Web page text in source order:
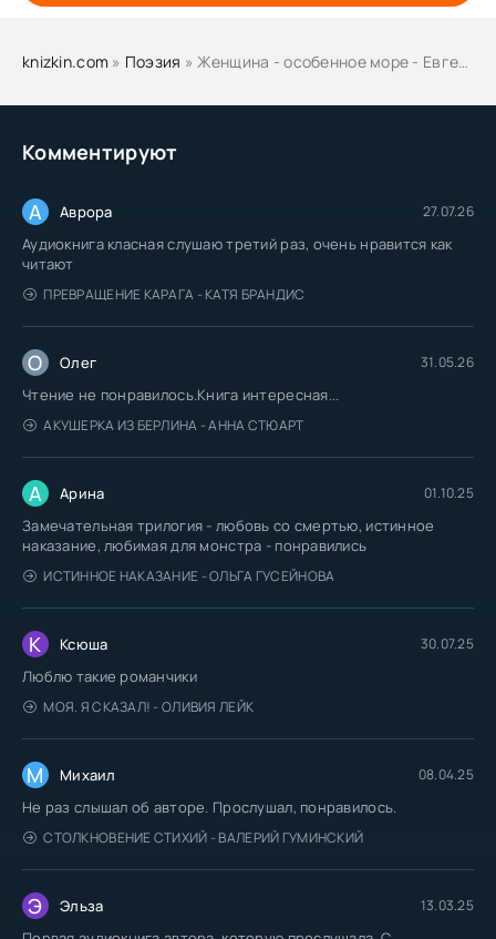
Комментируют
А Аврора 27.07.26
Аудиокнига класная слушаю третий раз, очень нравится как
читают
ПРЕВРАЩЕНИЕ КАРАГА - КАТЯ БРАНДИС
О Олег 31.05.26
Чтение не понравилось.Книга интересная...
АКУШЕРКА ИЗ БЕРЛИНА - АННА СТЮАРТ
А Арина 01.10.25
Замечательная трилогия - любовь со смертью, истинное
наказание, любимая для монстра - понравились
ИСТИННОЕ НАКАЗАНИЕ - ОЛЬГА ГУСЕЙНОВА
К Ксюша 30.07.25
Люблю такие романчики
МОЯ. Я СКАЗАЛ! - ОЛИВИЯ ЛЕЙК
М Михаил 08.04.25
Не раз слышал об авторе. Прослушал, понравилось.
СТОЛКНОВЕНИЕ СТИХИЙ - ВАЛЕРИЙ ГУМИНСКИЙ
Э Эльза 13.03.25
knizkin.com » Поэзия » Женщина - особенное море - Евгений Евтушенко